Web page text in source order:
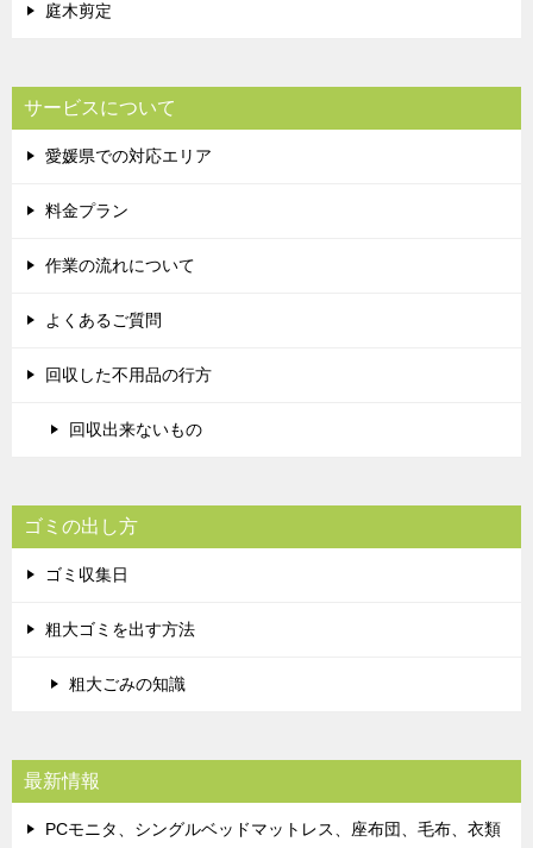
庭木剪定
サービスについて
愛媛県での対応エリア
料金プラン
作業の流れについて
よくあるご質問
回収した不用品の行方
回収出来ないもの
ゴミの出し方
ゴミ収集日
粗大ゴミを出す方法
粗大ごみの知識
最新情報
PCモニタ、シングルベッドマットレス、座布団、毛布、衣類